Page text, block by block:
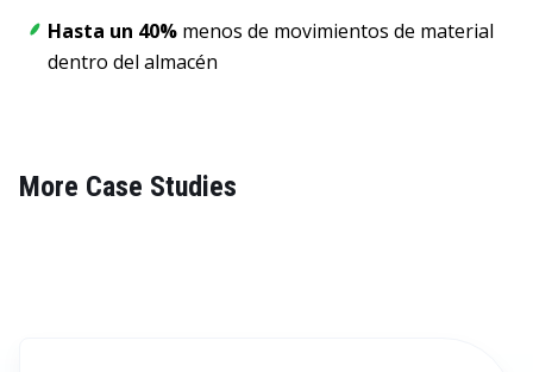
Hasta un 40% menos de movimientos de material
dentro del almacén
More Case Studies